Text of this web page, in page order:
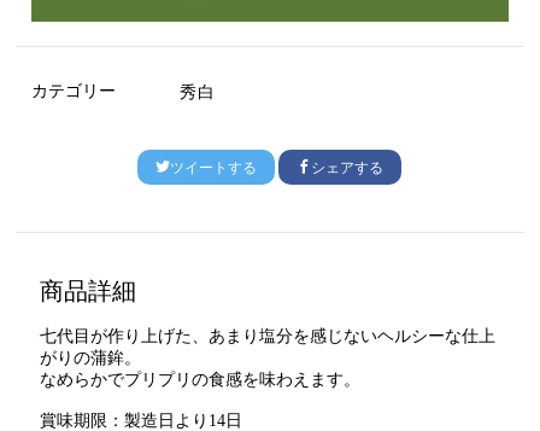
カテゴリー 秀白
ツイートする シェアする
商品詳細
七代目が作り上げた、あまり塩分を感じないヘルシーな仕上
がりの蒲鉾。
なめらかでプリプリの食感を味わえます。
賞味期限：製造日より14日